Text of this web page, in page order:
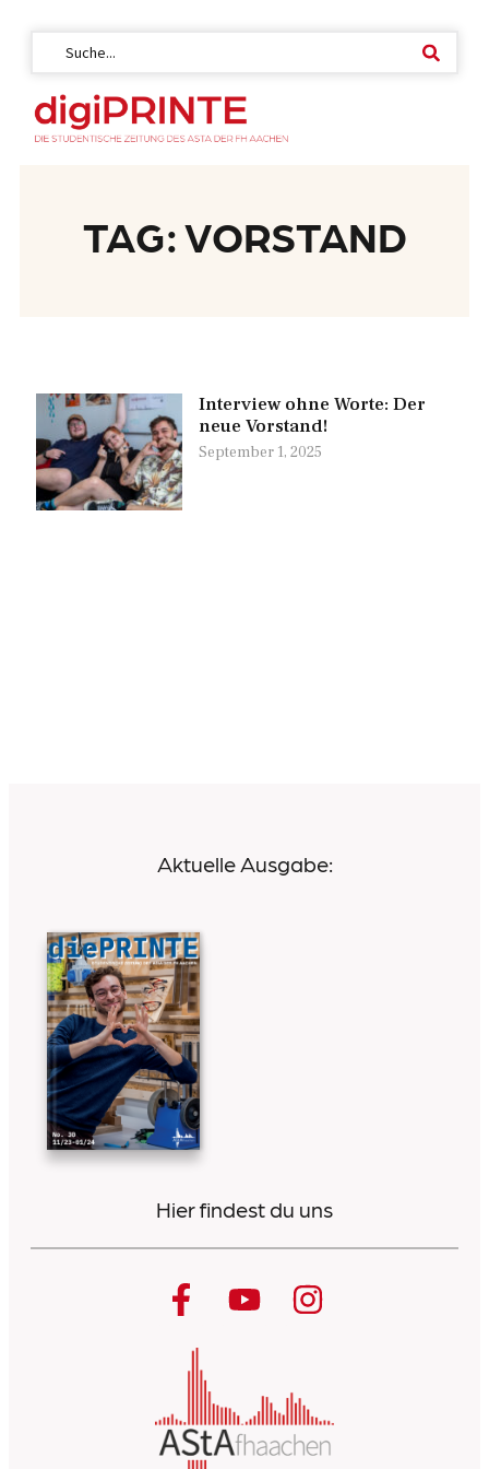
TAG: VORSTAND
Interview ohne Worte: Der
neue Vorstand!
September 1, 2025
Aktuelle Ausgabe:
Hier findest du uns